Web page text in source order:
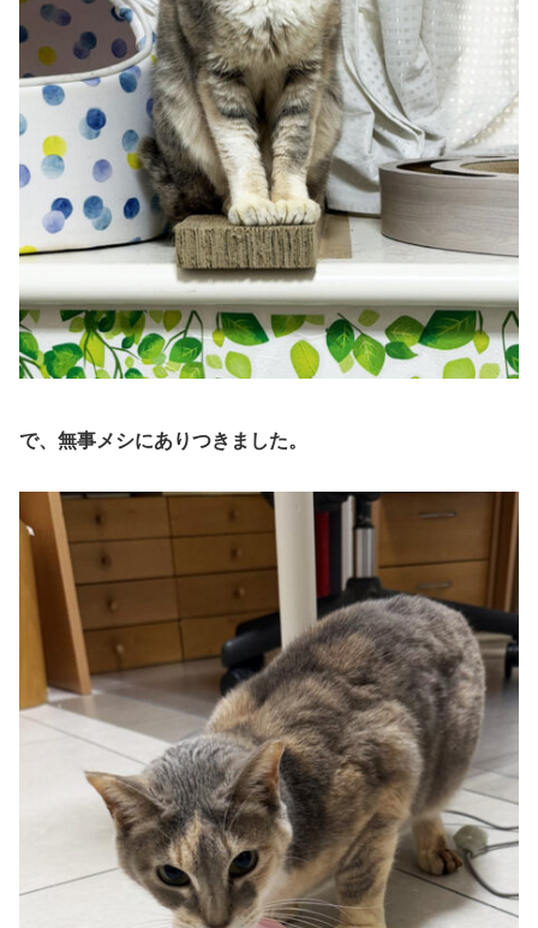
で、無事メシにありつきました。